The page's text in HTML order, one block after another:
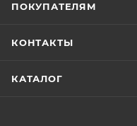
ПОКУПАТЕЛЯМ
КОНТАКТЫ
КАТАЛОГ